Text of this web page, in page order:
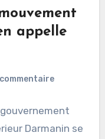
appelle
gouvernement
Darmanin se